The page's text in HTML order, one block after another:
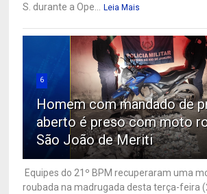
S. durante a Ope... Leia Mais
6
Homem com mandado de
aberto é preso com moto
São João de Meriti
Equipes do 21º BPM recuperaram uma
roubada na madrugada desta terça-feira